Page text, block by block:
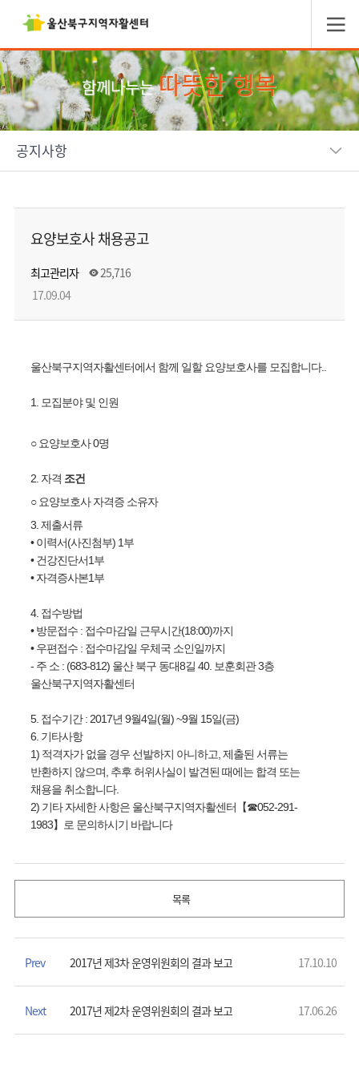
함께나누는따뜻한 행복
공지사항
요양보호사 채용공고
최고관리자
25,716
17.09.04
울산북구지역자활센터에서 함께 일할 요양보호사를 모집합니다..
1. 모집분야 및 인원
○ 요양보호사 0명
2. 자격 조건
○ 요양보호사 자격증 소유자
3. 제출서류
• 이력서(사진첨부) 1부
• 건강진단서1부
•자격증사본1부
4. 접수방법
• 방문접수 : 접수마감일 근무시간(18:00)까지
• 우편접수 : 접수마감일 우체국 소인일까지
- 주 소 : (683-812) 울산 북구 동대8길 40. 보훈회관 3층
울산북구지역자활센터
5. 접수기간 : 2017년 9월4일(월) ~9월 15일(금)
6. 기타사항
1) 적격자가 없을 경우 선발하지 아니하고, 제출된 서류는
반환하지 않으며, 추후 허위사실이 발견된 때에는 합격 또는
채용을 취소합니다.
2) 기타 자세한 사항은 울산북구지역자활센터【☎052-291-
1983】로 문의하시기 바랍니다
목록
Prev 2017년 제3차 운영위원회의 결과 보고 17.10.10
Next 2017년 제2차 운영위원회의 결과 보고 17.06.26